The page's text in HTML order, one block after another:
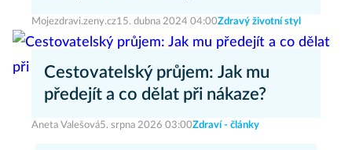
Mojezdravi.zeny.cz15. dubna 2024 04:00Zdravý životní styl
Cestovatelský průjem: Jak mu
předejít a co dělat při nákaze?
Aneta Valešová5. srpna 2026 03:00Zdraví - články